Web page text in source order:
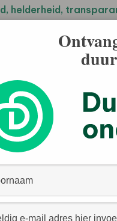
helderheid,
over de vraag
In samenwerking
wordt gesteld
ACMheeft afgelopen jaar
in het geding is,
keurmerken.
aanbeveling gedaan